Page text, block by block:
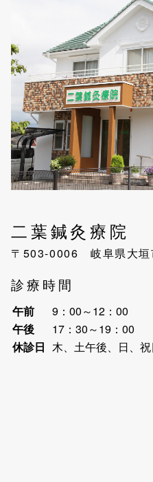
二葉鍼灸療院
〒503-0006 岐阜県大垣
診療時間
午前
9：00～12：00
午後
17：30～19：00
休診日 木、土午後、日、祝